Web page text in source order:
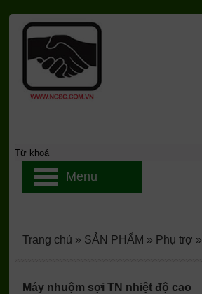
Máy nhuộm sợi TN nhiệt độ cao
Trang chủ » SẢN PHẨM » Phụ trợ »
Menu